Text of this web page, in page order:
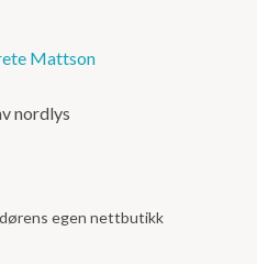
Mattson
nordlys
egen nettbutikk